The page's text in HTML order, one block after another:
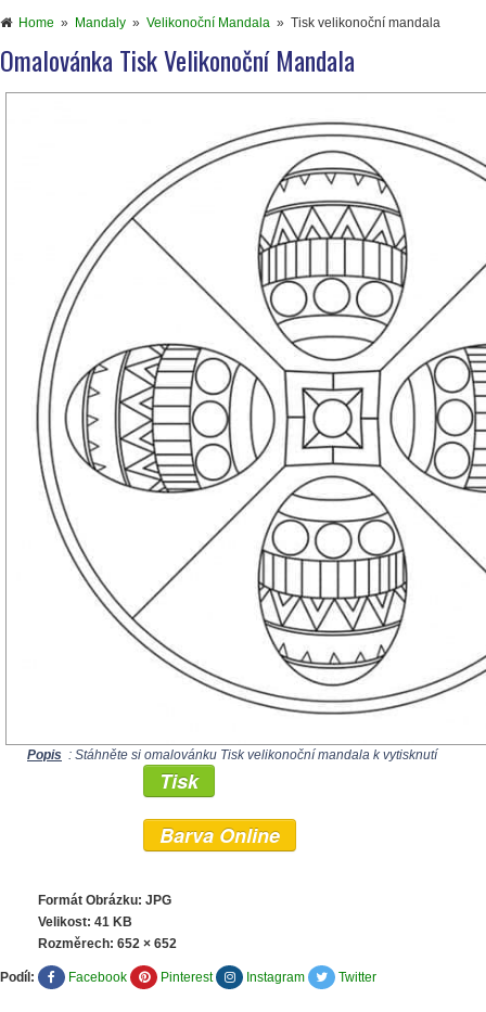
Home » Mandaly » Velikonoční Mandala » Tisk velikonoční mandala
Omalovánka Tisk Velikonoční Mandala
Popis : Stáhněte si omalovánku Tisk velikonoční mandala k vytisknutí
Tisk
Barva Online
Formát Obrázku: JPG
Velikost: 41 KB
Rozměrech: 652 × 652
Podíl: Facebook Pinterest Instagram Twitter